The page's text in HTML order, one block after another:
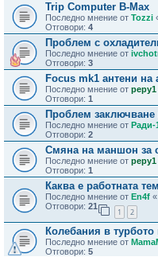
Trip Computer B-Max
Последно мнение от Tozzi
Отговори: 4
Проблем с
Последно мнение от
Отговори: 3
Focus mk1 антени на
Последно мнение от pepy1
Отговори: 1
Проблем
Последно мнение от Ради-
Отговори: 2
Смяна на маншон за
Последно мнение от pepy1
Отговори: 1
Каква е работната
Последно мнение от En4f «
Отговори: 21
1 2
Колебания в
Последно мнение от
Отговори: 5